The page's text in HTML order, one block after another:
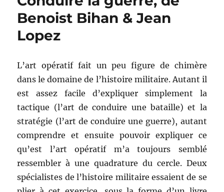
seconde
guerre
cartes,
Jean
Lopez,
Nicolas
&
Benoist
Bihan
Benoist Bihan & Jean
Lopez
L’art opératif fait un peu figure de chimère
dans le domaine de l’histoire militaire. Autant il
est assez facile d’expliquer simplement la
tactique (l’art de conduire une bataille) et la
stratégie (l’art de conduire une guerre), autant
comprendre et ensuite pouvoir expliquer ce
qu’est l’art opératif m’a toujours semblé
ressembler à une quadrature du cercle. Deux
spécialistes de l’histoire militaire essaient de se